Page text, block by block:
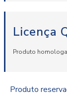
Licença
Produto
Produto